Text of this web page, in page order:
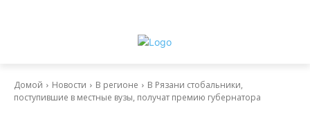
Домой Новости В регионе
В Рязани стобальники,
поступившие в местные вузы, получат премию губернатора